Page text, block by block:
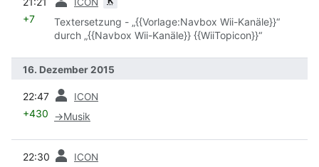
ICON
+7
Textersetzung - „{{Vorlage:Navbox Wii-Kanäle}}“
durch „{{Navbox Wii-Kanäle}} {{WiiTopicon}}“
16. Dezember 2015
22:47 ICON
+430 →Musik
22:30 ICON